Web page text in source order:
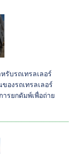
รับรถเทรลเลอร์
องรถเทรลเลอร์
รยกดัมพ์เพื่อถ่าย